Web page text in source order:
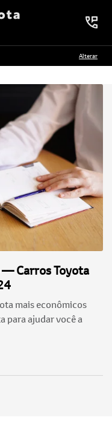
Alterar
Carros Toyota
mais econômicos
para ajudar você a